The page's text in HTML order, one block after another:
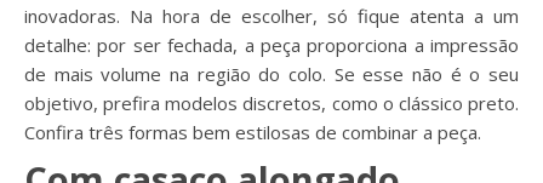
inovadoras. Na hora de escolher, só fique atenta a um
detalhe: por ser fechada, a peça proporciona a impressão
de mais volume na região do colo. Se esse não é o seu
objetivo, prefira modelos discretos, como o clássico preto.
Confira três formas bem estilosas de combinar a peça.